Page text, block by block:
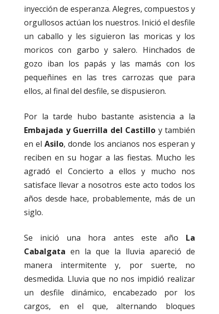
inyección de esperanza. Alegres, compuestos y
orgullosos actúan los nuestros. Inició el desfile
un caballo y les siguieron las moricas y los
moricos con garbo y salero. Hinchados de
gozo iban los papás y las mamás con los
pequeñines en las tres carrozas que para
ellos, al final del desfile, se dispusieron.
Por la tarde hubo bastante asistencia a la
Embajada y Guerrilla del Castillo y también
en elAsilo, donde los ancianos nos esperan y
reciben en su hogar a las fiestas. Mucho les
agradó el Concierto a ellos y mucho nos
satisface llevar a nosotros este acto todos los
años desde hace, probablemente, más de un
siglo.
Se inició una hora antes este año La
Cabalgata en la que la lluvia apareció de
manera intermitente y, por suerte, no
desmedida. Lluvia que no nos impidió realizar
un desfile dinámico, encabezado por los
cargos, en el que, alternando bloques